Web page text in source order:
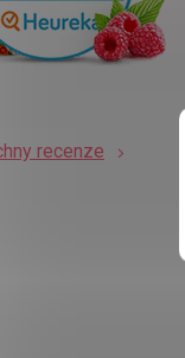
recenze